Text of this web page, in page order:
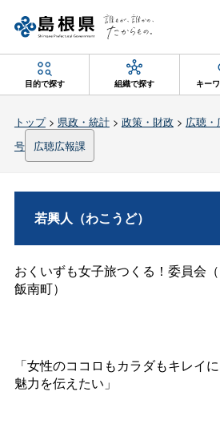
目的で探す 組織で探す キー
トップ> 県政・統計> 政策・財政 > 広聴・
号
広聴広報課
若興人（わこうど）
おくいずも女子旅つくる！委員会
飯南町）
「女性のココロもカラダもキレイ
魅力を伝えたい」